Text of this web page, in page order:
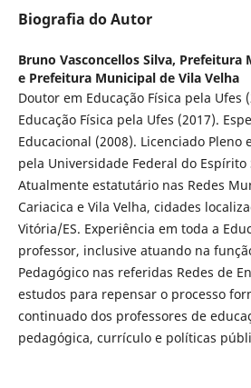
Biografia do Autor
Bruno Vasconcellos Silva, Prefeitura
e Prefeitura Municipal de Vila Velha
Doutor em Educação Física pela Ufes
Educação Física pela Ufes (2017).
Educacional (2008). Licenciado Pleno
pela Universidade Federal do Espírito
Atualmente estatutário nas Redes
Cariacica e Vila Velha, cidades
Vitória/ES. Experiência em toda a
professor, inclusive atuando na
Pedagógico nas referidas Redes de
estudos para repensar o processo
continuado dos professores de
pedagógica, currículo e políticas